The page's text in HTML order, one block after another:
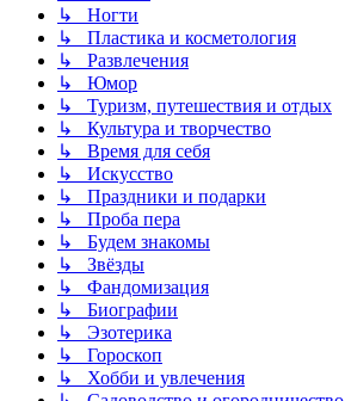
↳ Ногти
↳ Пластика и косметология
↳ Развлечения
↳ Юмор
↳ Туризм, путешествия и отдых
↳ Культура и творчество
↳ Время для себя
↳ Искусство
↳ Праздники и подарки
↳ Проба пера
↳ Будем знакомы
↳ Звёзды
↳ Фандомизация
↳ Биографии
↳ Эзотерика
↳ Гороскоп
↳ Хобби и увлечения